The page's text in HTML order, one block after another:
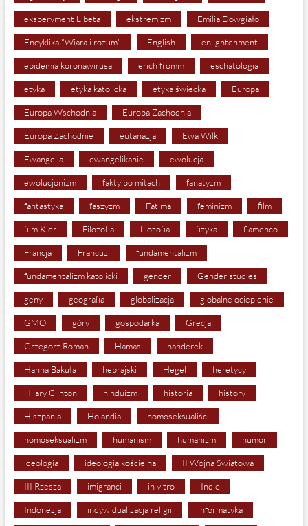
eksperyment Libeta ekstremizm Emilia Dowgiało
Encyklika "Wiara i rozum" English enlightenment
epidemia koronawirusa erich fromm eschatologia
etyka etyka katolicka etyka świecka Europa
Europa Wschodnia Europa Zachodnia
Europa Zachodnie eutanazja Ewa Wilk
Ewangelia ewangelikanie ewolucja
ewolucjonizm fakty po mitach fanatyzm
fantastyka faszyzm Fatima feminizm film
film Kler Filozofia filozofia fizyka flamenco
Francja Francuzi fundamentalizm
fundamentalizm katolicki gender Gender studies
geny geografia globalizacja globalne ocieplenie
GMO góry gospodarka Grecja
Grzegorz Roman Hamas hańderek
Hanna Bakuła hebrajski Hegel heretycy
Hilary Clinton hinduizm historia history
Hiszpania Holandia homoseksualiści
homoseksualizm humanism humanizm humor
ideologia ideologia kościelna II Wojna Światowa
III Rzesza imigranci in vitro Indie
Indonezja indywidualizacja religii informatyka